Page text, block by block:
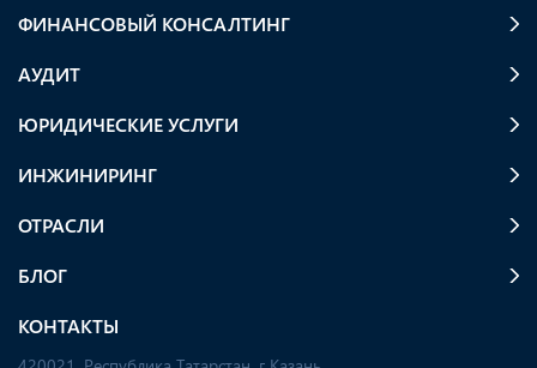
ФИНАНСОВЫЙ КОНСАЛТИНГ
АУДИТ
ЮРИДИЧЕСКИЕ УСЛУГИ
ИНЖИНИРИНГ
ОТРАСЛИ
БЛОГ
КОНТАКТЫ